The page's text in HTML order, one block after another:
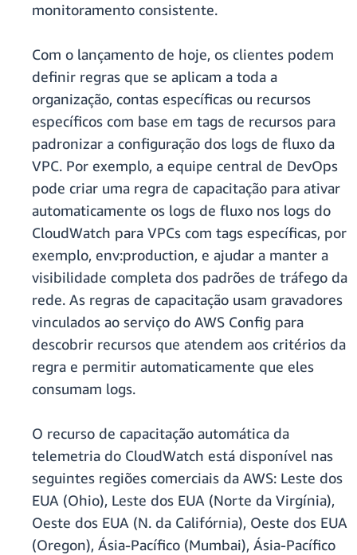
monitoramento consistente.
Com o lançamento de hoje, os clientes podem
definir regras que se aplicam a toda a
organização, contas específicas ou recursos
específicos com base em tags de recursos para
padronizar a configuração dos logs de fluxo da
VPC. Por exemplo, a equipe central de DevOps
pode criar uma regra de capacitação para ativar
automaticamente os logs de fluxo nos logs do
CloudWatch para VPCs com tags específicas, por
exemplo, env:production, e ajudar a manter a
visibilidade completa dos padrões de tráfego da
rede. As regras de capacitação usam gravadores
vinculados ao serviço do AWS Config para
descobrir recursos que atendem aos critérios da
regra e permitir automaticamente que eles
consumam logs.
O recurso de capacitação automática da
telemetria do CloudWatch está disponível nas
seguintes regiões comerciais da AWS: Leste dos
EUA (Ohio), Leste dos EUA (Norte da Virgínia),
Oeste dos EUA (N. da Califórnia), Oeste dos EUA
(Oregon), Ásia-Pacífico (Mumbai), Ásia-Pacífico